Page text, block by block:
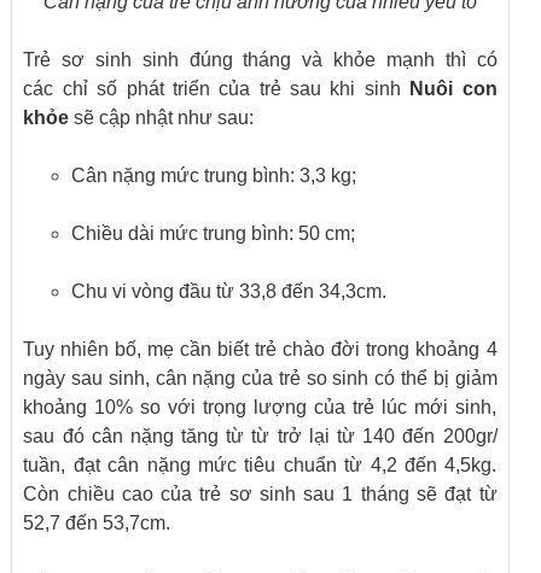
Trẻ sơ sinh sinh đúng tháng và khỏe mạnh thì có
các chỉ số phát triển của trẻ sau khi sinh
Nuôi con
khỏe sẽ cập nhật như sau:
Cân nặng mức trung bình: 3,3 kg;
Chiều dài mức trung bình: 50 cm;
Chu vi vòng đầu từ 33,8 đến 34,3cm.
Tuy nhiên bố, mẹ cần biết trẻ chào đời trong khoảng 4
ngày sau sinh, cân nặng của trẻ so sinh có thể bị giảm
khoảng 10% so với trọng lượng của trẻ lúc mới sinh,
sau đó cân nặng tăng từ từ trở lại từ 140 đến 200gr/
tuần, đạt cân nặng mức tiêu chuẩn từ 4,2 đến 4,5kg.
Còn chiều cao của trẻ sơ sinh sau 1 tháng sẽ đạt từ
52,7 đến 53,7cm.